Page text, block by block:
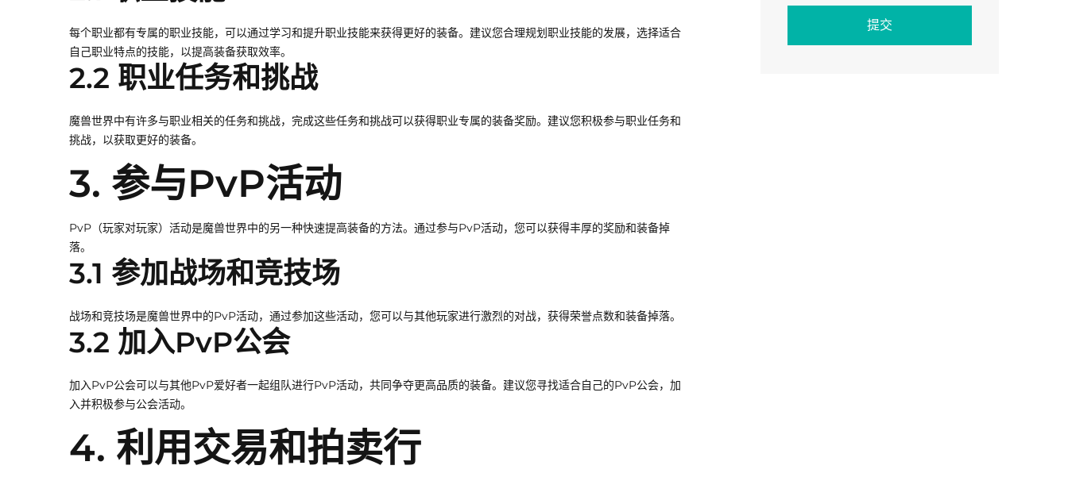
每个职业都有专属的职业技能，可以通过学习和提升职业技能来获得更好的装备。建议您合理规划职业技能的发展，选择适合
自己职业特点的技能，以提高装备获取效率。
2.2 职业任务和挑战
魔兽世界中有许多与职业相关的任务和挑战，完成这些任务和挑战可以获得职业专属的装备奖励。建议您积极参与职业任务和
挑战，以获取更好的装备。
3. 参与PvP活动
PvP（玩家对玩家）活动是魔兽世界中的另一种快速提高装备的方法。通过参与PvP活动，您可以获得丰厚的奖励和装备掉
落。
3.1 参加战场和竞技场
战场和竞技场是魔兽世界中的PvP活动，通过参加这些活动，您可以与其他玩家进行激烈的对战，获得荣誉点数和装备掉落。
3.2 加入PvP公会
加入PvP公会可以与其他PvP爱好者一起组队进行PvP活动，共同争夺更高品质的装备。建议您寻找适合自己的PvP公会，加
入并积极参与公会活动。
4. 利用交易和拍卖行
提交